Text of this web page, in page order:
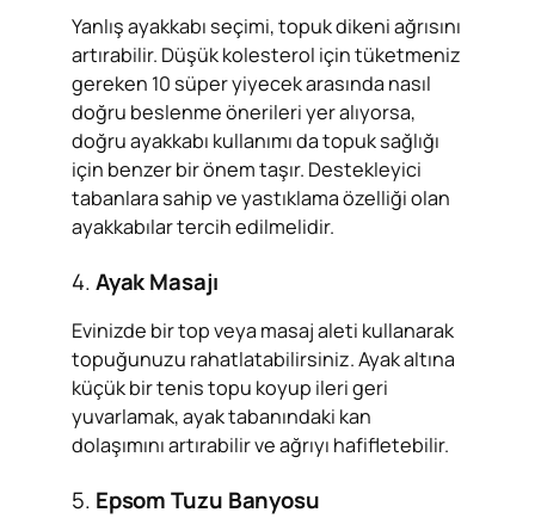
Yanlış ayakkabı seçimi, topuk dikeni ağrısını
artırabilir. Düşük kolesterol için tüketmeniz
gereken 10 süper yiyecek arasında nasıl
doğru beslenme önerileri yer alıyorsa,
doğru ayakkabı kullanımı da topuk sağlığı
için benzer bir önem taşır. Destekleyici
tabanlara sahip ve yastıklama özelliği olan
ayakkabılar tercih edilmelidir.
4.Ayak Masajı
Evinizde bir top veya masaj aleti kullanarak
topuğunuzu rahatlatabilirsiniz. Ayak altına
küçük bir tenis topu koyup ileri geri
yuvarlamak, ayak tabanındaki kan
dolaşımını artırabilir ve ağrıyı hafifletebilir.
5. Epsom Tuzu Banyosu